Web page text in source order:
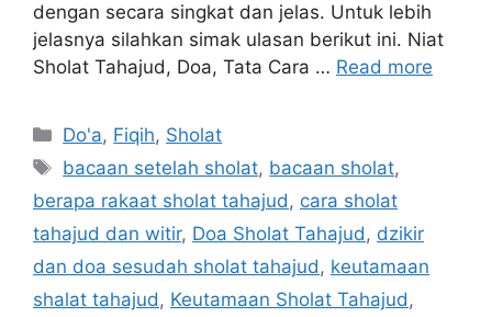
dengan secara singkat dan jelas. Untuk lebih
jelasnya silahkan simak ulasan berikut ini. Niat
Sholat Tahajud, Doa, Tata Cara … Read more
Categories
Do'a, Fiqih, Sholat
Tags
bacaan setelah sholat, bacaan sholat,
berapa rakaat sholat tahajud, cara sholat
tahajud dan witir, Doa Sholat Tahajud, dzikir
dan doa sesudah sholat tahajud, keutamaan
shalat tahajud, Keutamaan Sholat Tahajud,